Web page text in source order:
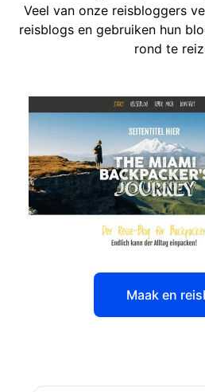
Veel van onze reisbloggers
reisblogs en gebruiken hun
rond te
Maak en